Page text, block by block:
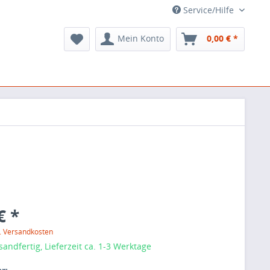
Service/Hilfe
Mein Konto 0,00 € *
*
Versandkosten
Lieferzeit ca. 1-3 Werktage